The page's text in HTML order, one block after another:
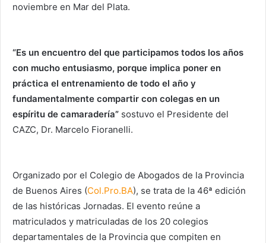
noviembre en Mar del Plata.
“Es un encuentro del que participamos todos los años
con mucho entusiasmo, porque implica poner en
práctica el entrenamiento de todo el año y
fundamentalmente compartir con colegas en un
espíritu de camaradería” sostuvo el Presidente del
CAZC, Dr. Marcelo Fioranelli.
Organizado por el Colegio de Abogados de la Provincia
de Buenos Aires (Col.Pro.BA), se trata de la 46ª edición
de las históricas Jornadas. El evento reúne a
matriculados y matriculadas de los 20 colegios
departamentales de la Provincia que compiten en